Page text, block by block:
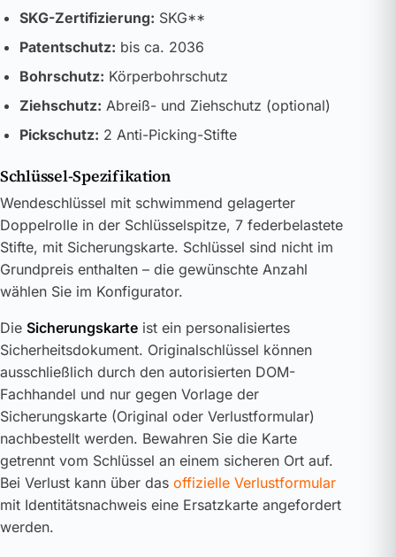
SKG-Zertifizierung: SKG**
Patentschutz: bis ca. 2036
Bohrschutz: Körperbohrschutz
Ziehschutz: Abreiß- und Ziehschutz (optional)
Pickschutz: 2 Anti-Picking-Stifte
Schlüssel-Spezifikation
Wendeschlüssel mit schwimmend gelagerter
Doppelrolle in der Schlüsselspitze, 7 federbelastete
Stifte, mit Sicherungskarte. Schlüssel sind nicht im
Grundpreis enthalten – die gewünschte Anzahl
wählen Sie im Konfigurator.
Die Sicherungskarte ist ein personalisiertes
Sicherheitsdokument. Originalschlüssel können
ausschließlich durch den autorisierten DOM-
Fachhandel und nur gegen Vorlage der
Sicherungskarte (Original oder Verlustformular)
nachbestellt werden. Bewahren Sie die Karte
getrennt vom Schlüssel an einem sicheren Ort auf.
Bei Verlust kann über das offizielle Verlustformular
mit Identitätsnachweis eine Ersatzkarte angefordert
werden.